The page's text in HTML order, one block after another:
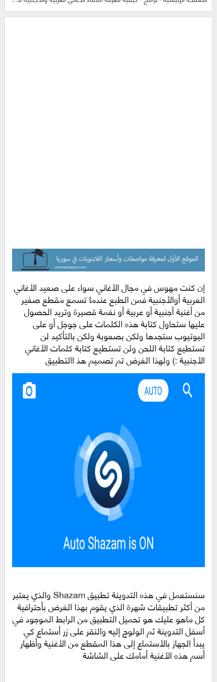
إن كنت مهوس في مجال الأغاني سواء على صعيد الأغاني
العربية أوالأجنبية فمن الطبع عندما تسمع مقطع صغير
من أغنية أجنبية أو عربية أو نغمة قصيرة وتريد الحصول
عليها ستحاول كتابة هذه الكلمات على جوجل أو على
اليوتيوب ستجدها ولكن بصعوبة ولكن بالتأكيد لن
تستطيع كتابة اللحن ولن تستطيع كتابة كلمات الأغاني
الأجنبية :) ولهذا الغرض تم تصميم هذ االتطبيق
سنستعمل في هذه التدوينة تطبيق Shazam والذي يعتبر
من أكثر تطبيقات شهرة الذي يقوم بهذا الغرض بأحترافية
كل ماهو عليك هو تحميل التطبيق من الرابط الموجود في
أسفل التدوينة ثم الولوج إليه والنقر على زر أستماع كي
يبدأ الجهاز بالأستماع إلى هذا المقطع من الأغنية وأظهار
أسم هذه الأغنية أمامك على الشاشة